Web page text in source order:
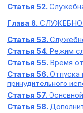
Статья 52.
Глава 8.
Статья 53.
Статья 54. Режим
Статья 55. Время
Статья 56. Отпуска
принудительного
Статья 57.
Статья 58.